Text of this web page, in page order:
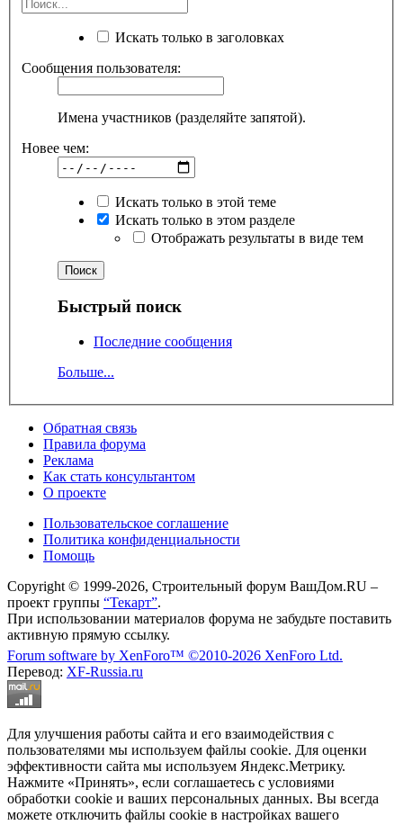
Искать только в заголовках
Сообщения пользователя:
Имена участников (разделяйте запятой).
Новее чем:
Искать только в этой теме
Искать только в этом разделе
Отображать результаты в виде тем
Быстрый поиск
Последние сообщения
Больше...
Обратная связь
Правила форума
Реклама
Как стать консультантом
О проекте
Пользовательское соглашение
Политика конфиденциальности
Помощь
Copyright © 1999-2026, Строительный форум ВашДом.RU –
проект группы “Текарт”.
При использовании материалов форума не забудьте поставить
активную прямую ссылку.
Forum software by XenForo™ ©2010-2026 XenForo Ltd.
Перевод: XF-Russia.ru
Для улучшения работы сайта и его взаимодействия с
пользователями мы используем файлы cookie. Для оценки
эффективности сайта мы используем Яндекс.Метрику.
Нажмите «Принять», если соглашаетесь с условиями
обработки cookie и ваших персональных данных. Вы всегда
можете отключить файлы cookie в настройках вашего